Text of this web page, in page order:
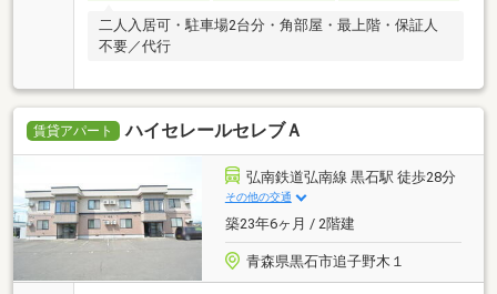
二人入居可・駐車場2台分・角部屋・最上階・保証人
不要／代行
賃貸アパート ハイセレールセレブＡ
弘南鉄道弘南線 黒石駅 徒歩28分
その他の交通
築23年6ヶ月 / 2階建
青森県黒石市追子野木１